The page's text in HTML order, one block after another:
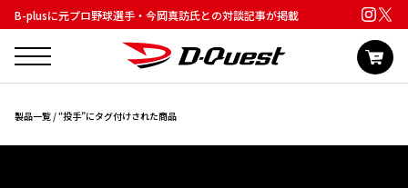
B-plusに元プロ野球選手・今岡真訪氏との対談記事が掲載
製品一覧 / “投手”にタグ付けされた商品